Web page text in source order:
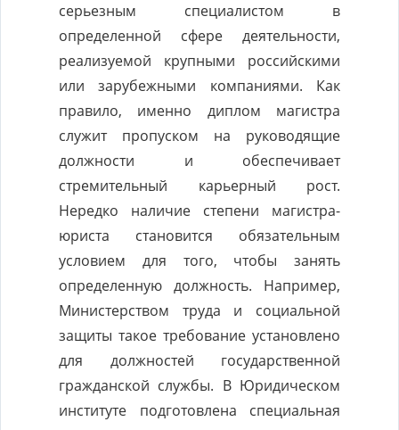
серьезным специалистом в
определенной сфере деятельности,
реализуемой крупными российскими
или зарубежными компаниями. Как
правило, именно диплом магистра
служит пропуском на руководящие
должности и обеспечивает
стремительный карьерный рост.
Нередко наличие степени магистра-
юриста становится обязательным
условием для того, чтобы занять
определенную должность. Например,
Министерством труда и социальной
защиты такое требование установлено
для должностей государственной
гражданской службы. В Юридическом
институте подготовлена специальная